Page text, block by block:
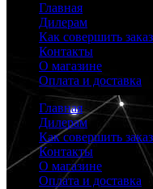
Главная
Дилерам
Как совершить заказ
Контакты
О магазине
Оплата и доставка
Главная
Дилерам
Как совершить заказ
Контакты
О магазине
Оплата и доставка